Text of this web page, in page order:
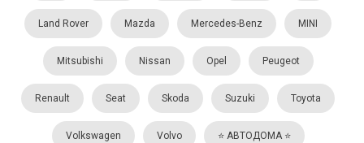
Land Rover Mazda Mercedes-Benz MINI
Mitsubishi Nissan Opel Peugeot
Renault Seat Skoda Suzuki Toyota
Volkswagen Volvo ⭐️ АВТОДОМА ⭐️